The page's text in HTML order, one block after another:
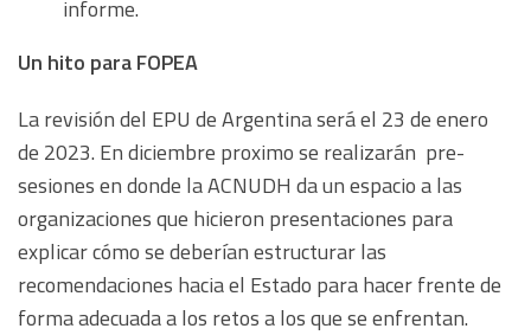
informe.
Un hito para FOPEA
La revisión del EPU de Argentina será el 23 de enero
de 2023. En diciembre proximo se realizarán pre-
sesiones en donde la ACNUDH da un espacio a las
organizaciones que hicieron presentaciones para
explicar cómo se deberían estructurar las
recomendaciones hacia el Estado para hacer frente de
forma adecuada a los retos a los que se enfrentan.